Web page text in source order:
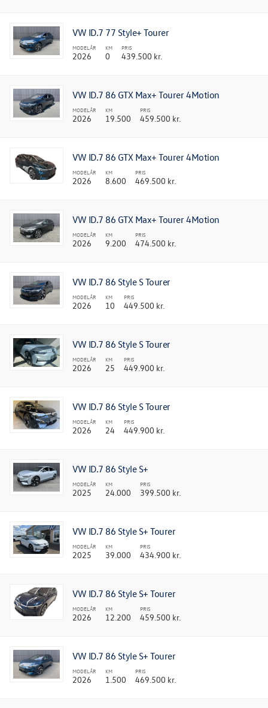
VW ID.7 77 Style+ Tourer
MODELÅR
2026
KM
0
PRIS
439.500 kr.
VW ID.7 86 GTX Max+ Tourer 4Motion
MODELÅR
2026
KM
19.500
PRIS
459.500 kr.
VW ID.7 86 GTX Max+ Tourer 4Motion
MODELÅR
2026
KM
8.600
PRIS
469.500 kr.
VW ID.7 86 GTX Max+ Tourer 4Motion
MODELÅR
2026
KM
9.200
PRIS
474.500 kr.
VW ID.7 86 Style S Tourer
MODELÅR
2026
KM
10
PRIS
449.500 kr.
VW ID.7 86 Style S Tourer
MODELÅR
2026
KM
25
PRIS
449.900 kr.
VW ID.7 86 Style S Tourer
MODELÅR
2026
KM
24
PRIS
449.900 kr.
VW ID.7 86 Style S+
MODELÅR
2025
KM
24.000
PRIS
399.500 kr.
VW ID.7 86 Style S+ Tourer
MODELÅR
2025
KM
39.000
PRIS
434.900 kr.
VW ID.7 86 Style S+ Tourer
MODELÅR
2026
KM
12.200
PRIS
459.500 kr.
VW ID.7 86 Style S+ Tourer
MODELÅR
2026
KM
1.500
PRIS
469.500 kr.